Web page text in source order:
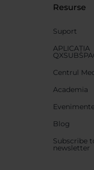
Resurse
Suport
APLICAȚIA
Centrul
Academia
Blog
Subscribe
newsletter